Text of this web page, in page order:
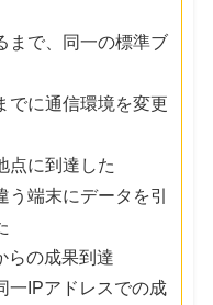
まで、同一の標準ブ
でに通信環境を変更
点に到達した
う端末にデータを引
らの成果到達
一IPアドレスでの成